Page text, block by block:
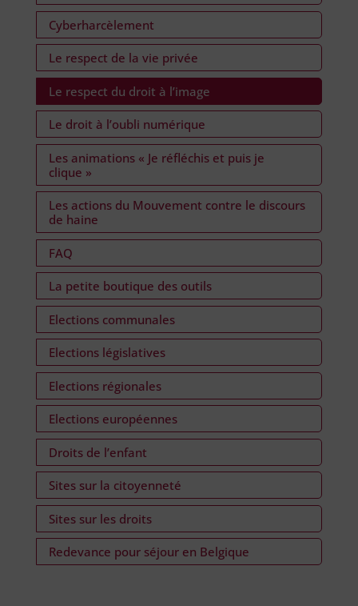
Cyberharcèlement
Le respect de la vie privée
Le respect du droit à l’image
Le droit à l’oubli numérique
Les animations « Je réfléchis et puis je
clique »
Les actions du Mouvement contre le discours
de haine
FAQ
La petite boutique des outils
Elections communales
Elections législatives
Elections régionales
Elections européennes
Droits de l’enfant
Sites sur la citoyenneté
Sites sur les droits
Redevance pour séjour en Belgique